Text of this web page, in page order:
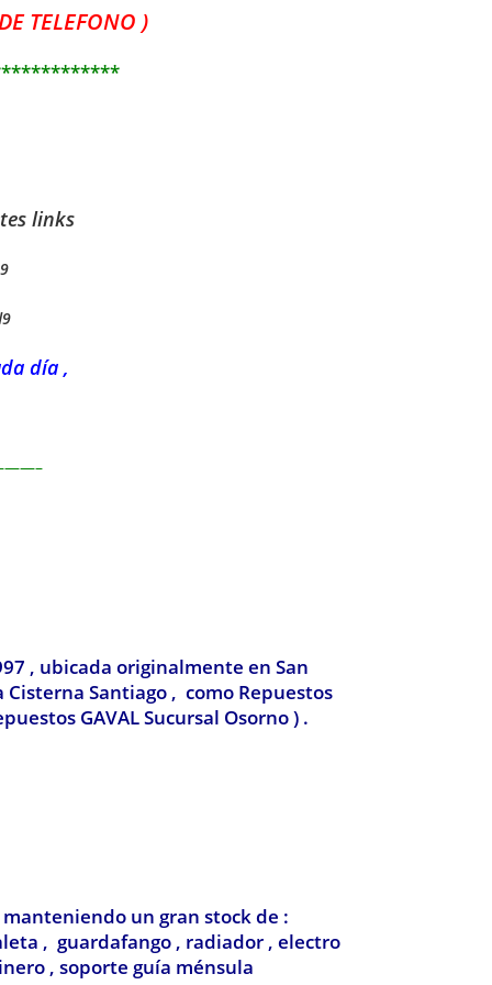
TELEFONO )
links
día ,
, ubicada originalmente en San
Santiago , como Repuestos
GAVAL Sucursal Osorno ) .
un gran stock de :
, guardafango , radiador , electro
, soporte guía ménsula